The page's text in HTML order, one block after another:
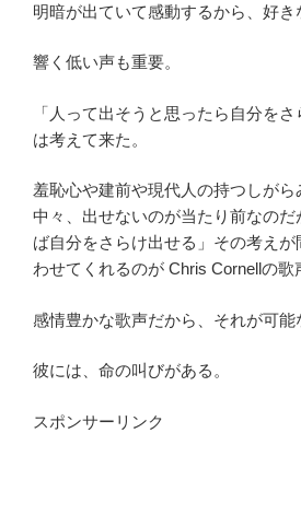
明暗が出ていて感動するから、好き
響く低い声も重要。
「人って出そうと思ったら自分を
は考えて来た。
羞恥心や建前や現代人の持つしが
中々、出せないのが当たり前なの
ば自分をさらけ出せる」その考え
わせてくれるのが Chris Cornellの歌
感情豊かな歌声だから、それが可能
彼には、命の叫びがある。
スポンサーリンク